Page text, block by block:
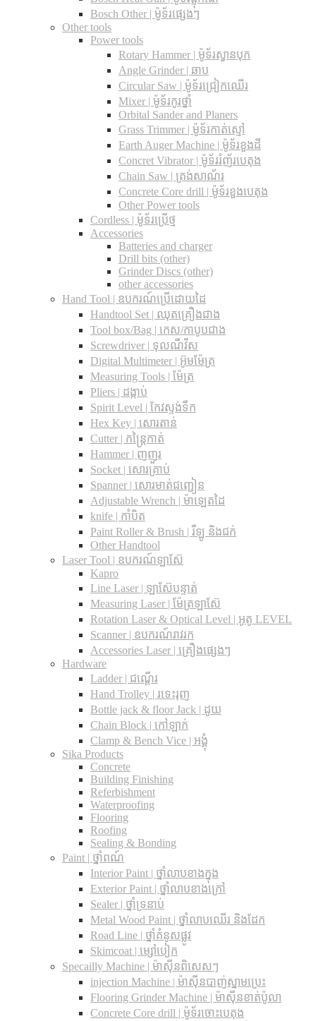
Bosch Other | ម៉ូទ័រផ្សេងៗ
Other tools
Power tools
Rotary Hammer | ម៉ូទ័រស្វានបុក
Angle Grinder | ឆាប
Circular Saw​ | ម៉ូទ័រជ្រៀកឈើរ
Mixer | ម៉ូទ័រកូរថ្នាំ
Orbital Sander and Planers
Grass Trimmer | ម៉ូទ័រកាត់ស្មៅ
Earth Auger Machine | ម៉ូទ័រខួងដី
Concret Vibrator | ម៉ូទ័ររំញ័របេតុង
Chain Saw | ត្រង់សាណ័រ
Concrete Core drill | ម៉ូទ័រខួងបេតុង
Other Power tools
Cordless​ | ម៉ូទ័រប្រើថ្ម
Accessories
Batteries and charger
Drill bits (other)
Grinder Discs (other)
other accessories
Hand Tool | ឧបករណ៍ប្រើដោយដៃ
Handtool Set | ឈុតគ្រឿងជាង
Tool box/Bag | កេស/កាបូបជាង
Screwdriver | ទុលណឺវីស
Digital Multimeter | អ៊ូមម៉ែត្រ
Measuring Tools | ម៉ែត្រ
Pliers | ដង្កាប់
Spirit Level | កែវស្ទង់ទឹក
Hex Key | សោរតាន់
Cutter | កន្រ្តៃកាត់
Hammer | ញញួរ
Socket | សោរគ្រាប់
Spanner |​ សោរមាត់ជញ្ជៀន
Adjustable Wrench |​ ម៉ាឡេតដៃ
knife | កាំបិត
Paint Roller & Brush | រឺឡូ និងជក់
Other Handtool
Laser Tool | ឧបករណ៍ឡាស៊ែ
Kapro
Line Laser | ឡាស៊ែបន្ទាត់
Measuring Laser | ម៉ែត្រឡាស៊ែ
Rotation Laser & Optical Level | អូតូ LEVEL
Scanner | ឧបករណ៍រាវរក
Accessories Laser | គ្រឿងផ្សេងៗ
Hardware
Ladder | ជណ្តើរ
Hand Trolley | រទេះរុញ
Bottle jack & floor Jack​ | ដូយ
Chain Block | កៅឡាក់
Clamp & Bench Vice | អង្គុំ
Sika Products
Concrete
Building Finishing
Referbishment
Waterproofing
Flooring
Roofing
Sealing & Bonding
Paint | ថ្នាំពណ៍
Interior Paint | ថ្នាំលាបខាងក្នុង
Exterior Paint | ថ្នាំលាបខាងក្រៅ
Sealer | ថ្នាំទ្រនាប់
Metal Wood Paint | ថ្នាំលាបឈើរ និងដែក
Road Line | ថ្នាំគំនូសផ្លូវ
Skimcoat | ម្សៅបៀក
Specailly Machine | ម៉ាស៊ីនពិសេសៗ
injection Machine | ម៉ាស៊ីនបាញ់ស្នាមប្រេះ
Flooring Grinder Machine | ម៉ាស៊ីនខាត់ប៉ូលា
Concrete Core drill | ម៉ូទ័រចោះបេតុង